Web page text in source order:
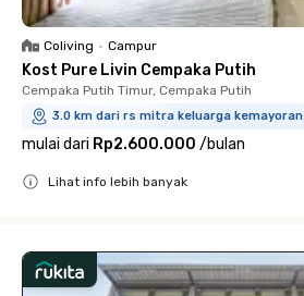
Coliving • Campur
Kost Pure Livin Cempaka Putih
Cempaka Putih Timur, Cempaka Putih
3.0 km dari rs mitra keluarga kemayoran
mulai dari Rp2.600.000 /bulan
Lihat info lebih banyak